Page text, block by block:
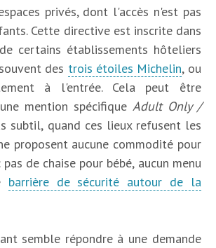
privés, dont l'accès n'est pas
Cette directive est inscrite dans
certains établissements hôteliers
des trois étoiles Michelin, ou
à l'entrée. Cela peut être
mention spécifique Adult Only /
subtil, quand ces lieux refusent les
proposent aucune commodité pour
de chaise pour bébé, aucun menu
barrière de sécurité autour de la
semble répondre à une demande